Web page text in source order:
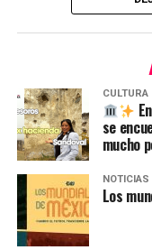
Del 0 al 900 con
CULTURA
se
mucho
NOTICIAS
Los